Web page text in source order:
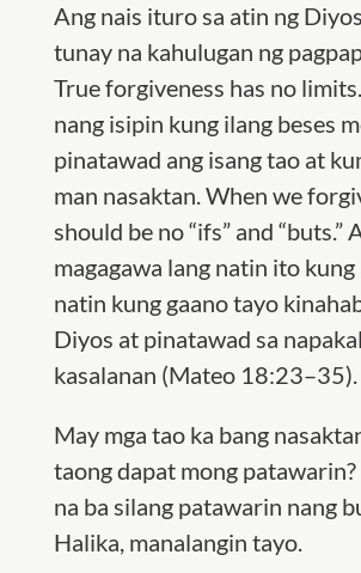
Ang nais ituro sa atin ng
tunay na kahulugan ng
True forgiveness has no
nang isipin kung ilang beses
pinatawad ang isang tao at
man nasaktan. When we
should be no “ifs” and “buts.”
magagawa lang natin ito
natin kung gaano tayo
Diyos at pinatawad sa
kasalanan (Mateo 18:23–35).
May mga tao ka bang
taong dapat mong
na ba silang patawarin nang
Halika, manalangin tayo.